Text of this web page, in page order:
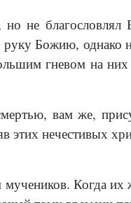
не благословлял
Божию, однако
гневом на них
вам же,
этих нечестивых
Когда их